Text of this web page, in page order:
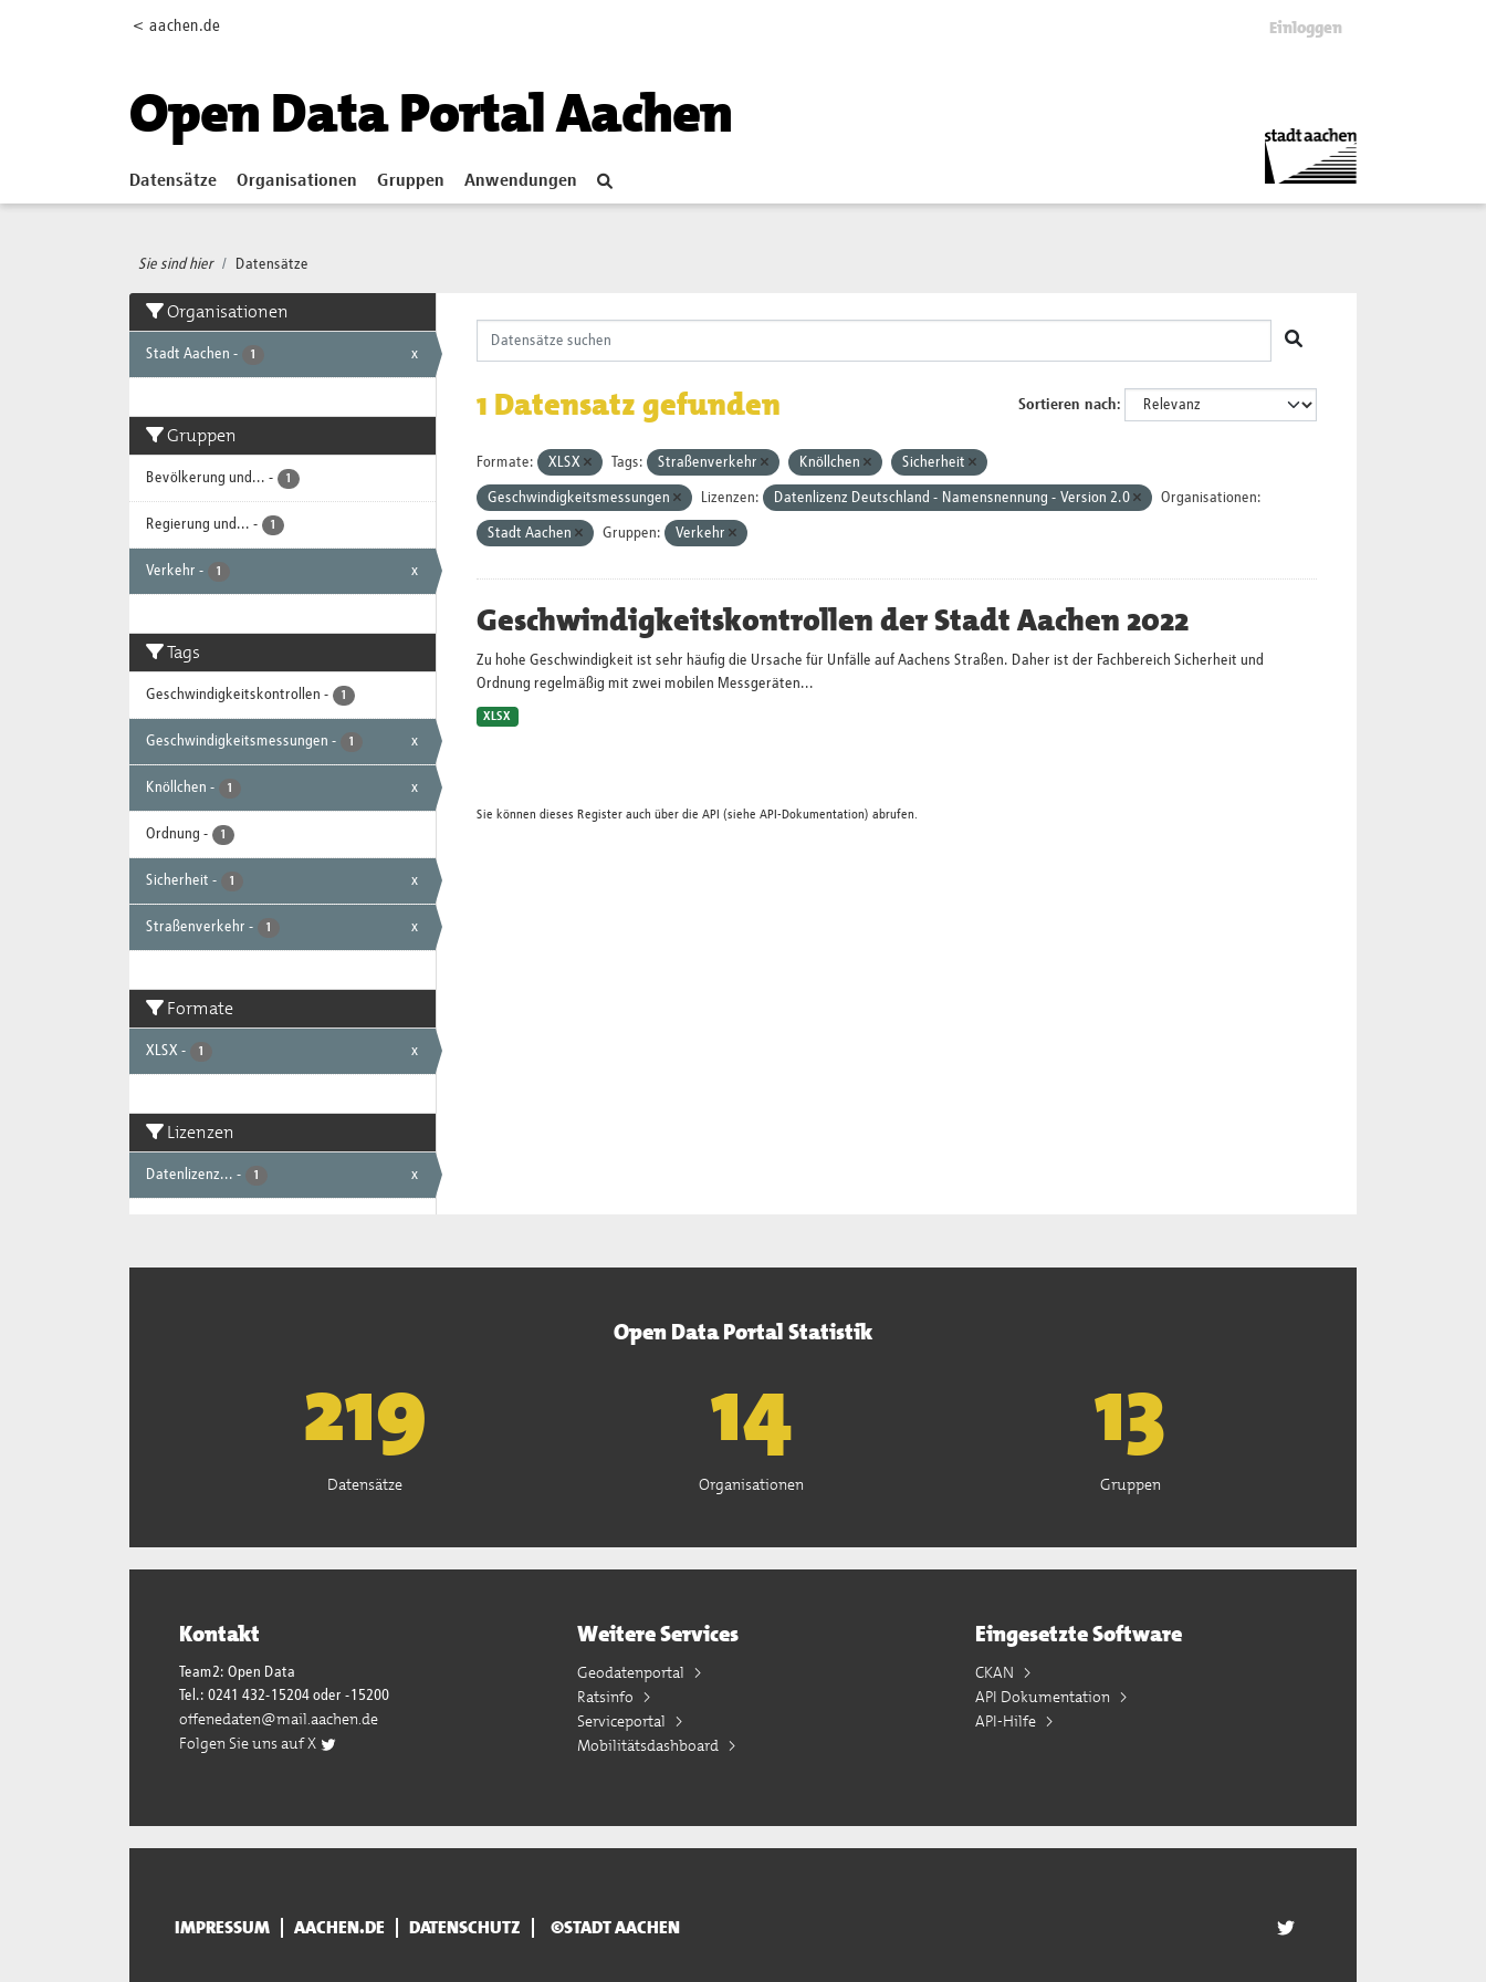
< aachen.de Einloggen
Open Data Portal Aachen
Datensätze Organisationen Gruppen Anwendungen
Sie sind hier Datensätze
Organisationen
Stadt Aachen - 1 x
Gruppen
Bevölkerung und... - 1
Regierung und... - 1
Verkehr - 1 x
Tags
Geschwindigkeitskontrollen - 1
Geschwindigkeitsmessungen - 1 x
Knöllchen - 1 x
Ordnung - 1
Sicherheit - 1 x
Straßenverkehr - 1 x
Formate
XLSX - 1 x
Lizenzen
Datenlizenz... - 1 x
Sortieren nach
1 Datensatz gefunden
Formate: XLSX Tags: Straßenverkehr Knöllchen Sicherheit
Geschwindigkeitsmessungen Lizenzen: Datenlizenz Deutschland - Namensnennung - Version 2.0 Organisationen:
Stadt Aachen Gruppen: Verkehr
Geschwindigkeitskontrollen der Stadt Aachen 2022
Zu hohe Geschwindigkeit ist sehr häufig die Ursache für Unfälle auf Aachens Straßen. Daher ist der Fachbereich Sicherheit und
Ordnung regelmäßig mit zwei mobilen Messgeräten...
XLSX
Sie können dieses Register auch über die API (siehe API-Dokumentation) abrufen.
Open Data Portal Statistik
222
Datensätze
15
Organisationen
13
Gruppen
Kontakt
Team2: Open Data
Tel.: 0241 432-15204 oder -15200
offenedaten@mail.aachen.de
Folgen Sie uns auf X
Weitere Services
Geodatenportal
Ratsinfo
Serviceportal
Mobilitätsdashboard
Eingesetzte Software
CKAN
API Dokumentation
API-Hilfe
IMPRESSUM AACHEN.DE DATENSCHUTZ ©STADT AACHEN